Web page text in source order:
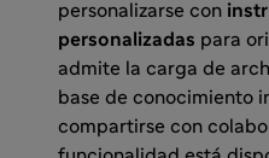
personalizarse con
personalizadas para
admite la carga de
base de conocimiento
compartirse con